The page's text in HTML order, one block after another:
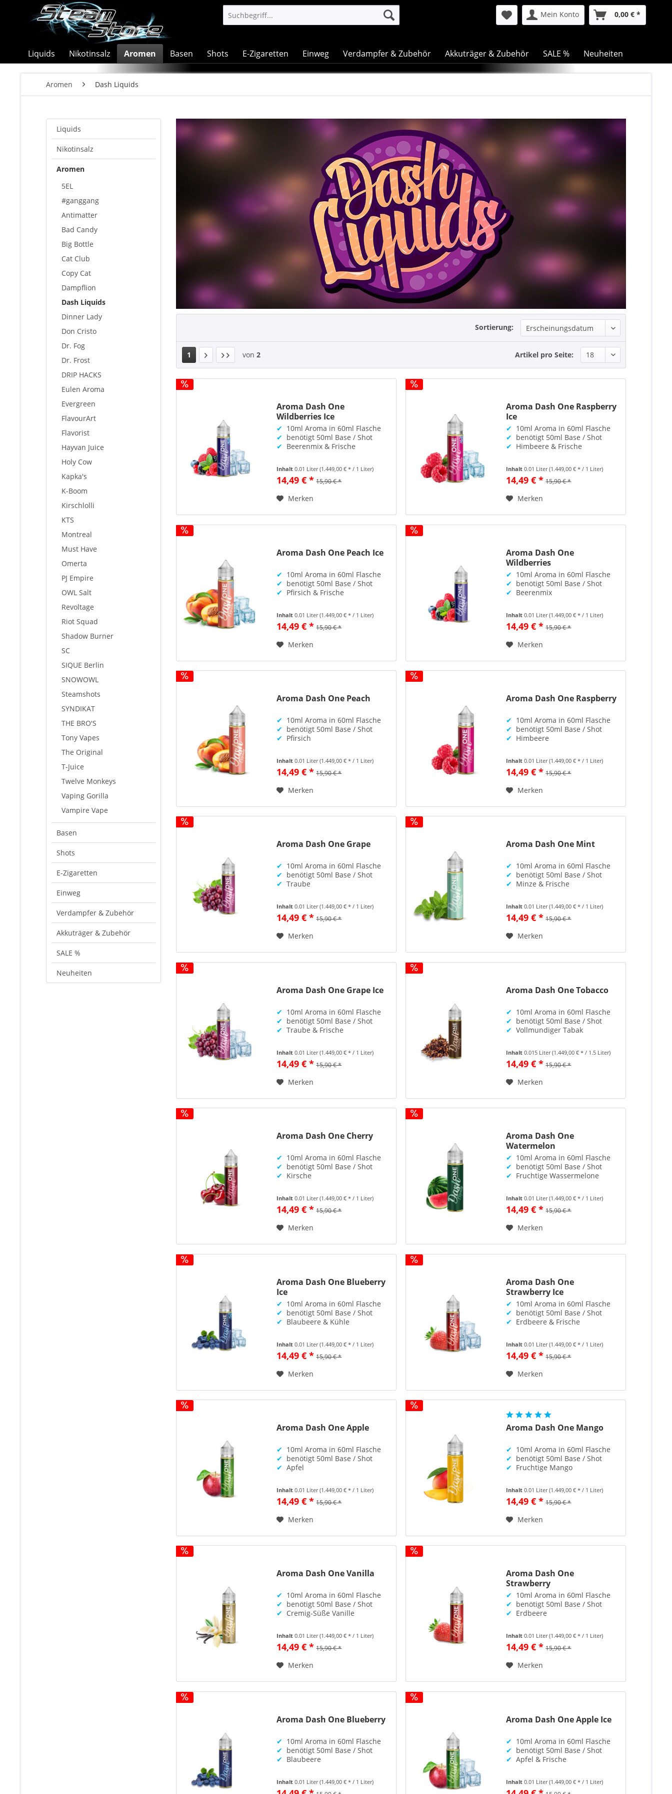
Mein Konto 0,00 € *
Liquids Nikotinsalz Aromen Basen Shots E-Zigaretten Einweg Verdampfer & Zubehör Akkuträger & Zubehör SALE % Neuheiten
Aromen Dash Liquids
Liquids
Nikotinsalz
Aromen
5EL
#ganggang
Antimatter
Bad Candy
Big Bottle
Cat Club
Copy Cat
Dampflion
Dash Liquids
Dinner Lady
Don Cristo
Dr. Fog
Dr. Frost
DRIP HACKS
Eulen Aroma
Evergreen
FlavourArt
Flavorist
Hayvan Juice
Holy Cow
Kapka's
K-Boom
Kirschlolli
KTS
Montreal
Must Have
Omerta
PJ Empire
OWL Salt
Revoltage
Riot Squad
Shadow Burner
SC
SIQUE Berlin
SNOWOWL
Steamshots
SYNDIKAT
THE BRO'S
Tony Vapes
The Original
T-Juice
Twelve Monkeys
Vaping Gorilla
Vampire Vape
Basen
Shots
E-Zigaretten
Einweg
Verdampfer & Zubehör
Akkuträger & Zubehör
SALE %
Neuheiten
Sortierung:
1 von 2 Artikel pro Seite:
Aroma Dash One
Wildberries Ice
✔ 10ml Aroma in 60ml Flasche
✔ benötigt 50ml Base / Shot
✔ Beerenmix & Frische
Inhalt0.01 Liter(1.449,00 € * / 1 Liter)
14,49 € * 15,90 € *
Merken
Aroma Dash One Raspberry
Ice
✔ 10ml Aroma in 60ml Flasche
✔ benötigt 50ml Base / Shot
✔ Himbeere & Frische
Inhalt0.01 Liter(1.449,00 € * / 1 Liter)
14,49 € * 15,90 € *
Merken
Aroma Dash One Peach Ice
✔ 10ml Aroma in 60ml Flasche
✔ benötigt 50ml Base / Shot
✔ Pfirsich & Frische
Inhalt0.01 Liter(1.449,00 € * / 1 Liter)
14,49 € * 15,90 € *
Merken
Aroma Dash One
Wildberries
✔ 10ml Aroma in 60ml Flasche
✔ benötigt 50ml Base / Shot
✔ Beerenmix
Inhalt0.01 Liter(1.449,00 € * / 1 Liter)
14,49 € * 15,90 € *
Merken
Aroma Dash One Peach
✔ 10ml Aroma in 60ml Flasche
✔ benötigt 50ml Base / Shot
✔ Pfirsich
Inhalt0.01 Liter(1.449,00 € * / 1 Liter)
14,49 € * 15,90 € *
Merken
Aroma Dash One Raspberry
✔ 10ml Aroma in 60ml Flasche
✔ benötigt 50ml Base / Shot
✔ Himbeere
Inhalt0.01 Liter(1.449,00 € * / 1 Liter)
14,49 € * 15,90 € *
Merken
Aroma Dash One Grape
✔ 10ml Aroma in 60ml Flasche
✔ benötigt 50ml Base / Shot
✔ Traube
Inhalt0.01 Liter(1.449,00 € * / 1 Liter)
14,49 € * 15,90 € *
Merken
Aroma Dash One Mint
✔ 10ml Aroma in 60ml Flasche
✔ benötigt 50ml Base / Shot
✔ Minze & Frische
Inhalt0.01 Liter(1.449,00 € * / 1 Liter)
14,49 € * 15,90 € *
Merken
Aroma Dash One Grape Ice
✔ 10ml Aroma in 60ml Flasche
✔ benötigt 50ml Base / Shot
✔ Traube & Frische
Inhalt0.01 Liter(1.449,00 € * / 1 Liter)
14,49 € * 15,90 € *
Merken
Aroma Dash One Tobacco
✔ 10ml Aroma in 60ml Flasche
✔ benötigt 50ml Base / Shot
✔ Vollmundiger Tabak
Inhalt0.015 Liter(1.449,00 € * / 1.5 Liter)
14,49 € * 15,90 € *
Merken
Aroma Dash One Cherry
✔ 10ml Aroma in 60ml Flasche
✔ benötigt 50ml Base / Shot
✔ Kirsche
Inhalt0.01 Liter(1.449,00 € * / 1 Liter)
14,49 € * 15,90 € *
Merken
Aroma Dash One
Watermelon
✔ 10ml Aroma in 60ml Flasche
✔ benötigt 50ml Base / Shot
✔ Fruchtige Wassermelone
Inhalt0.01 Liter(1.449,00 € * / 1 Liter)
14,49 € * 15,90 € *
Merken
Aroma Dash One Blueberry
Ice
✔ 10ml Aroma in 60ml Flasche
✔ benötigt 50ml Base / Shot
✔ Blaubeere & Kühle
Inhalt0.01 Liter(1.449,00 € * / 1 Liter)
14,49 € * 15,90 € *
Merken
Aroma Dash One
Strawberry Ice
✔ 10ml Aroma in 60ml Flasche
✔ benötigt 50ml Base / Shot
✔ Erdbeere & Frische
Inhalt0.01 Liter(1.449,00 € * / 1 Liter)
14,49 € * 15,90 € *
Merken
Aroma Dash One Apple
✔ 10ml Aroma in 60ml Flasche
✔ benötigt 50ml Base / Shot
✔ Apfel
Inhalt0.01 Liter(1.449,00 € * / 1 Liter)
14,49 € * 15,90 € *
Merken
Aroma Dash One Mango
✔ 10ml Aroma in 60ml Flasche
✔ benötigt 50ml Base / Shot
✔ Fruchtige Mango
Inhalt0.01 Liter(1.449,00 € * / 1 Liter)
14,49 € * 15,90 € *
Merken
Aroma Dash One Vanilla
✔ 10ml Aroma in 60ml Flasche
✔ benötigt 50ml Base / Shot
✔ Cremig-Süße Vanille
Inhalt0.01 Liter(1.449,00 € * / 1 Liter)
14,49 € * 15,90 € *
Merken
Aroma Dash One
Strawberry
✔ 10ml Aroma in 60ml Flasche
✔ benötigt 50ml Base / Shot
✔ Erdbeere
Inhalt0.01 Liter(1.449,00 € * / 1 Liter)
14,49 € * 15,90 € *
Merken
Aroma Dash One Blueberry
✔ 10ml Aroma in 60ml Flasche
✔ benötigt 50ml Base / Shot
✔ Blaubeere
Inhalt0.01 Liter(1.449,00 € * / 1 Liter)
Aroma Dash One Apple Ice
✔ 10ml Aroma in 60ml Flasche
✔ benötigt 50ml Base / Shot
✔ Apfel & Frische
Inhalt0.01 Liter(1.449,00 € * / 1 Liter)